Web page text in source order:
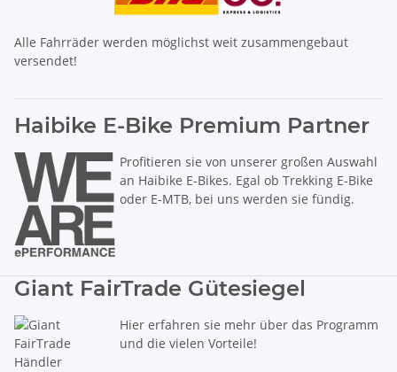
Alle Fahrräder werden möglichst weit zusammengebaut
versendet!
Haibike E-Bike Premium Partner
Profitieren sie von unserer großen Auswahl
an Haibike E-Bikes. Egal ob Trekking E-Bike
oder E-MTB, bei uns werden sie fündig.
Giant FairTrade Gütesiegel
Hier erfahren sie mehr über das Programm
und die vielen Vorteile!